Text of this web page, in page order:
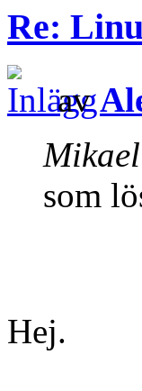
Re:
av
som
Hej.